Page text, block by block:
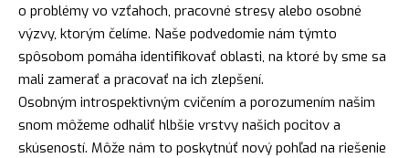
o problémy vo vzťahoch, pracovné stresy alebo osobné
výzvy, ktorým čelíme. Naše podvedomie nám týmto
spôsobom pomáha identifikovať oblasti, na ktoré by sme sa
mali zamerať a pracovať na ich zlepšení.
Osobným introspektivným cvičením a porozumením našim
snom môžeme odhaliť hlbšie vrstvy našich pocitov a
skúseností. Môže nám to poskytnúť nový pohľad na riešenie